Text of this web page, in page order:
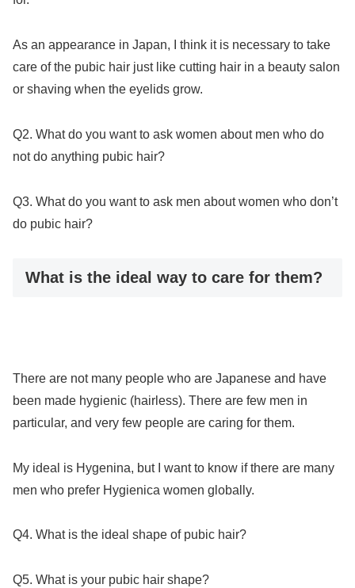
As an appearance in Japan, I think it is necessary to take
care of the pubic hair just like cutting hair in a beauty salon
or shaving when the eyelids grow.
Q2. What do you want to ask women about men who do
not do anything pubic hair?
Q3. What do you want to ask men about women who don’t
do pubic hair?
What is the ideal way to care for them?
There are not many people who are Japanese and have
been made hygienic (hairless). There are few men in
particular, and very few people are caring for them.
My ideal is Hygenina, but I want to know if there are many
men who prefer Hygienica women globally.
Q4. What is the ideal shape of pubic hair?
Q5. What is your pubic hair shape?